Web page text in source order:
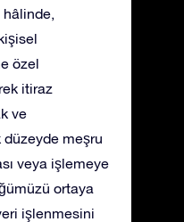
hâlinde,
özel
itiraz
ve
meşru
veya işlemeye
ortaya
işlenmesini